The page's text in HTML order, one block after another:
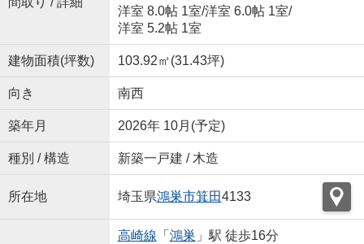
洋室 8.0帖 1室/洋室 6.0帖 1室/
洋室 5.2帖 1室
建物面積(坪数) 103.92㎡(31.43坪)
向き 南西
築年月 2026年 10月(予定)
種別 / 構造 新築一戸建 / 木造
所在地 埼玉県鴻巣市箕田4133
高崎線 「 鴻巣 」駅 徒歩16分